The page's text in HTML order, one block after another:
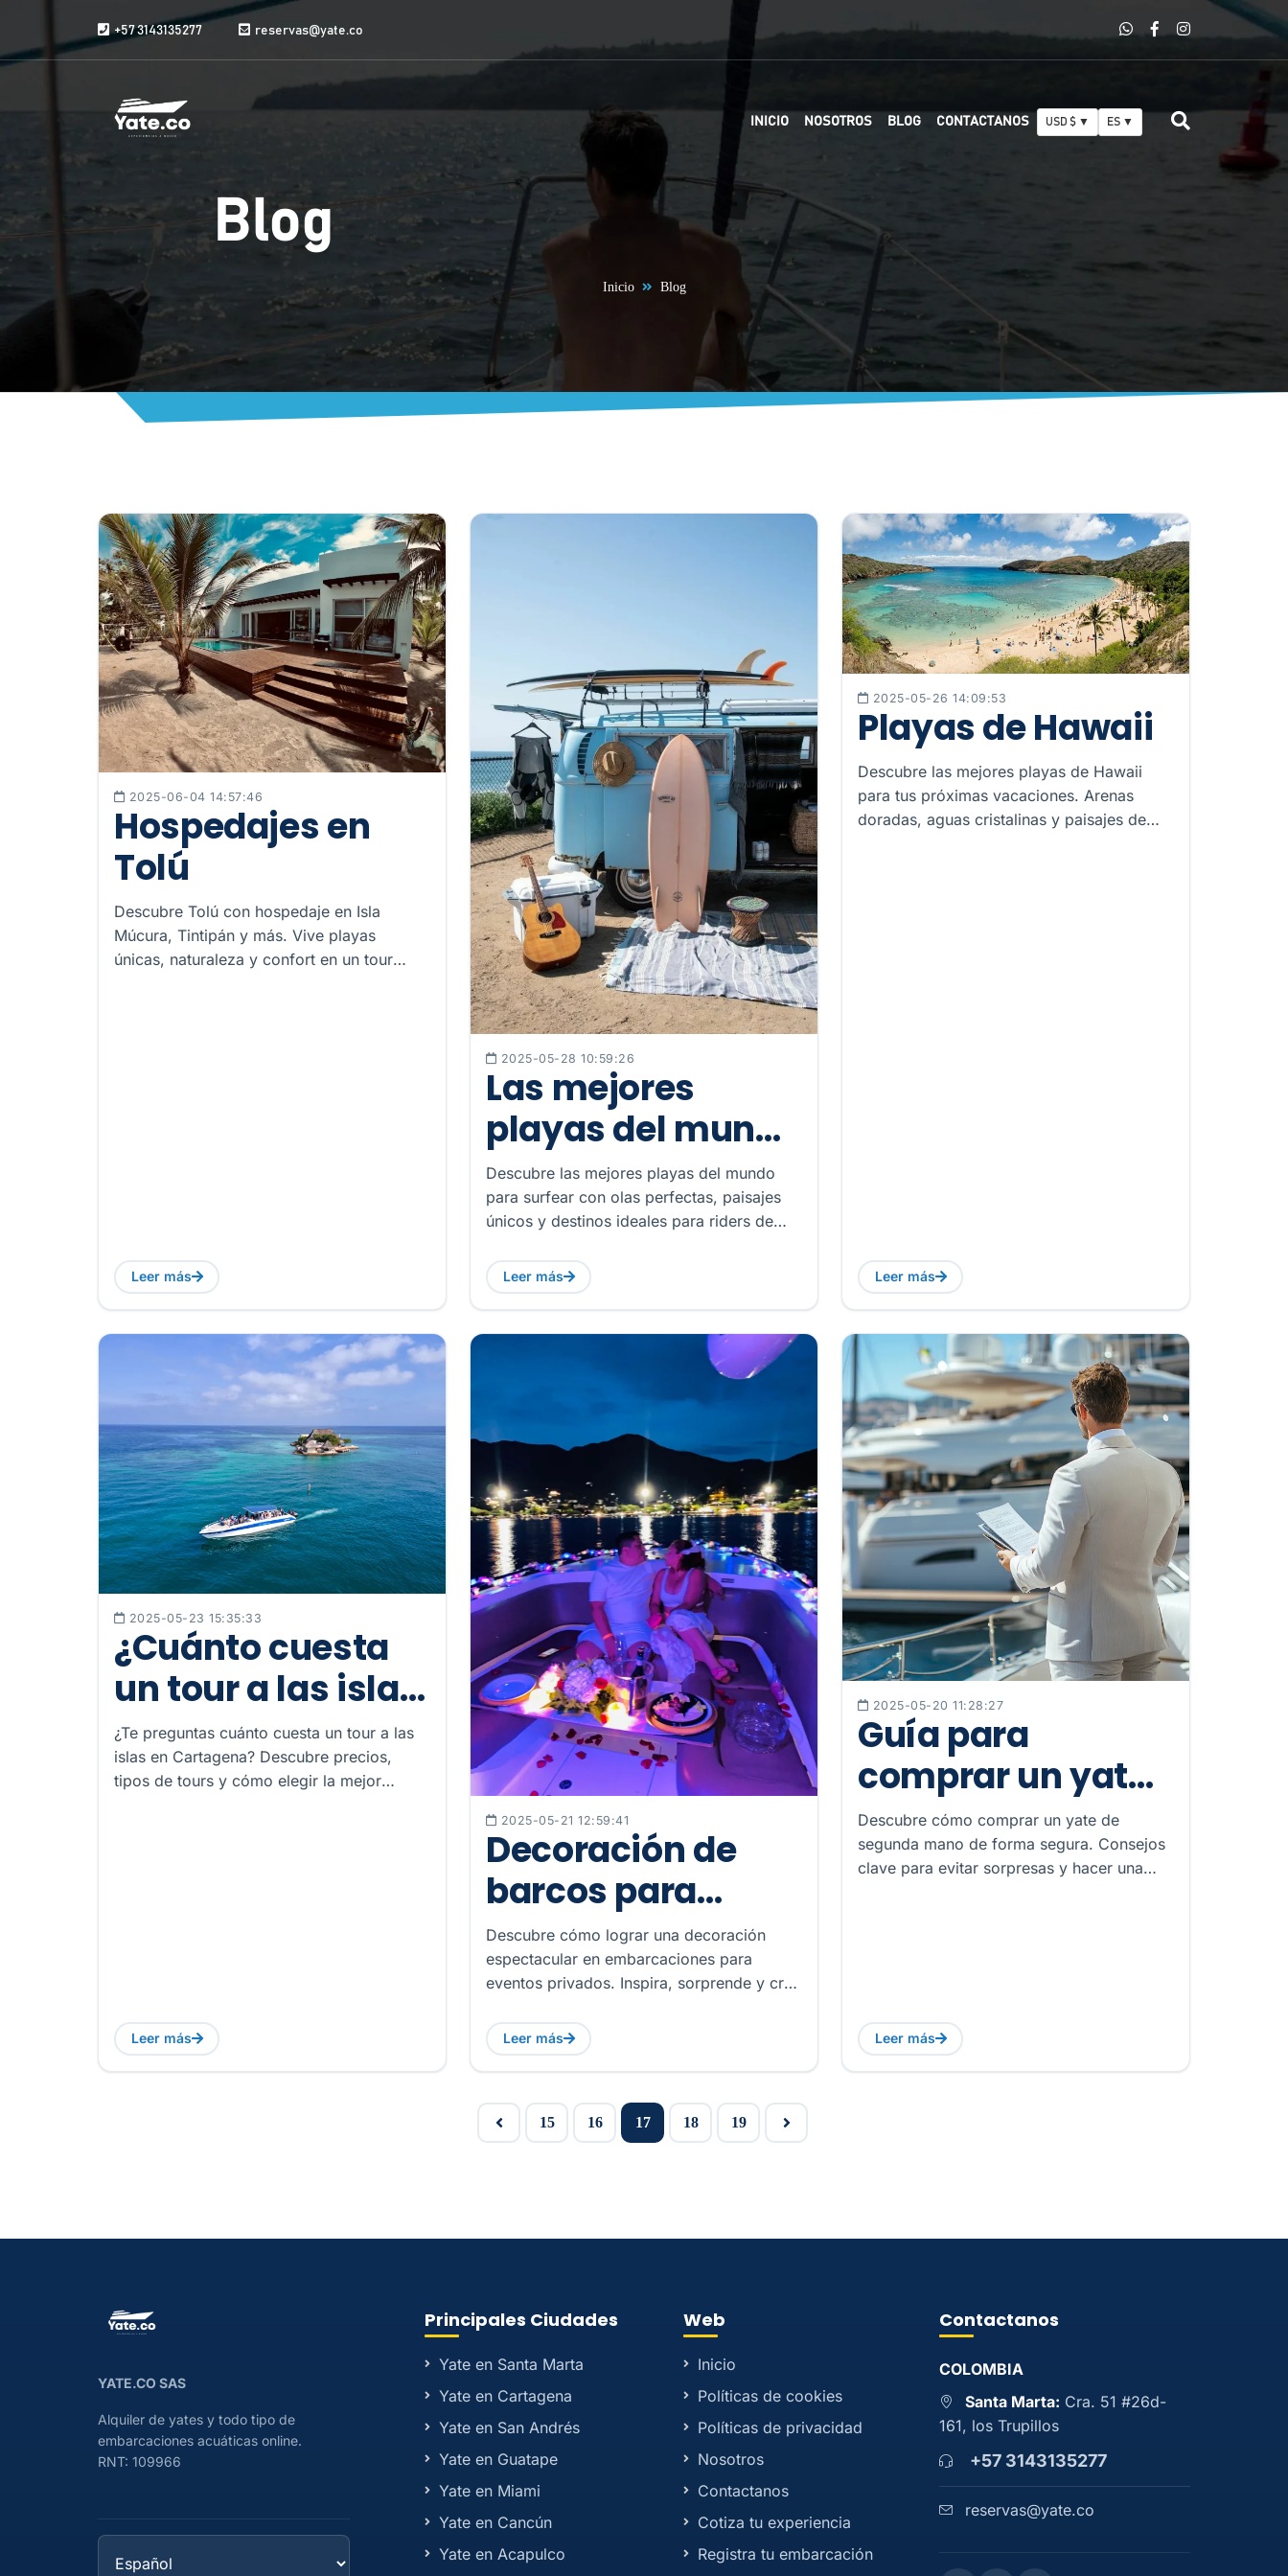
+57 3143135277 reservas@yate.co
INICIO NOSOTROS BLOG CONTACTANOS USD $ ▼ ES ▼
Blog
Inicio Blog
2025-06-04 14:57:46
Hospedajes en
Tolú
Descubre Tolú con hospedaje en Isla
Múcura, Tintipán y más. Vive playas
únicas, naturaleza y confort en un tour
Leer más
2025-05-28 10:59:26
Las mejores
playas del mundo
para surfear
Descubre las mejores playas del mundo
para surfear con olas perfectas, paisajes
únicos y destinos ideales para riders de
Leer más
2025-05-26 14:09:53
Playas de Hawaii
Descubre las mejores playas de Hawaii
para tus próximas vacaciones. Arenas
doradas, aguas cristalinas y paisajes de
Leer más
2025-05-23 15:35:33
¿Cuánto cuesta
un tour a las islas
en Cartagena?
¿Te preguntas cuánto cuesta un tour a las
islas en Cartagena? Descubre precios,
tipos de tours y cómo elegir la mejor
Leer más
2025-05-21 12:59:41
Decoración de
barcos para
eventos privados
Descubre cómo lograr una decoración
espectacular en embarcaciones para
eventos privados. Inspira, sorprende y crea
Leer más
2025-05-20 11:28:27
Guía para
comprar un yate
de segunda mano
sin sorpresas
Descubre cómo comprar un yate de
segunda mano de forma segura. Consejos
clave para evitar sorpresas y hacer una
Leer más
15 16 17 18 19
YATE.CO SAS
Alquiler de yates y todo tipo de
embarcaciones acuáticas online.
RNT: 109966
Principales Ciudades
Yate en Santa Marta
Yate en Cartagena
Yate en San Andrés
Yate en Guatape
Yate en Miami
Yate en Cancún
Yate en Acapulco
Web
Inicio
Políticas de cookies
Políticas de privacidad
Nosotros
Contactanos
Cotiza tu experiencia
Registra tu embarcación
Contactanos
COLOMBIA
Santa Marta: Cra. 51 #26d-
161, los Trupillos
+57 3143135277
reservas@yate.co